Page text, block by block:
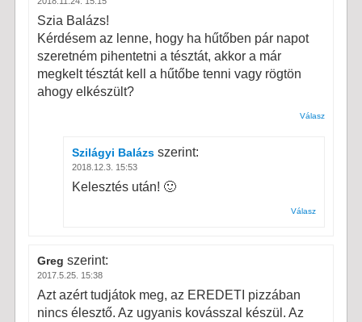
Szia Balázs!
Kérdésem az lenne, hogy ha hűtőben pár napot
szeretném pihentetni a tésztát, akkor a már
megkelt tésztát kell a hűtőbe tenni vagy rögtön
ahogy elkészült?
Válasz
Szilágyi Balázs szerint:
2018.12.3. 15:53
Kelesztés után! 🙂
Válasz
Greg szerint:
2017.5.25. 15:38
Azt azért tudjátok meg, az EREDETI pizzában
nincs élesztő. Az ugyanis kovásszal készül. Az